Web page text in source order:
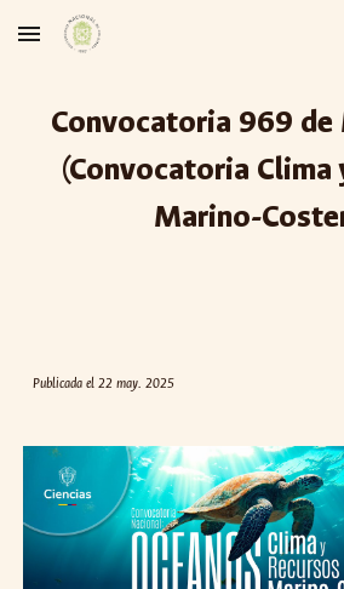
Skip to main content
Convocatoria 969 de
(Convocatoria Clima
Marino-
Publicada el22 may. 2025